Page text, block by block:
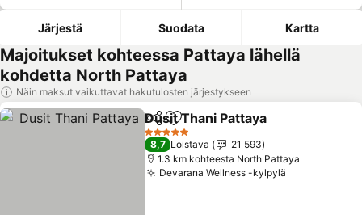
Järjestä Suodata Kartta
Majoitukset kohteessa Pattaya lähellä
kohdetta North Pattaya
Näin maksut vaikuttavat hakutulosten järjestykseen
Jaa Lisää suosikkeihin
Dusit Thani Pattaya
5 Tähtiluokitus
8,7 Loistava
21 593
1.3 km kohteesta North Pattaya
Devarana Wellness -kylpylä